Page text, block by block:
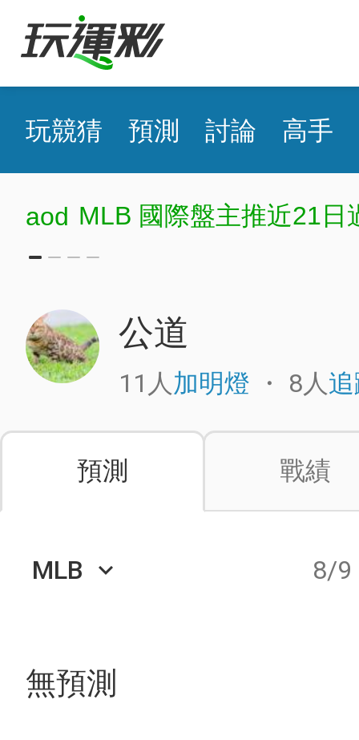
玩競猜 預測 討論 高手
aod MLB 國際盤主推近21日
公道
11人加明燈 ・ 8人
預測 戰績
MLB keyboard_arrow_down 8/9
無預測